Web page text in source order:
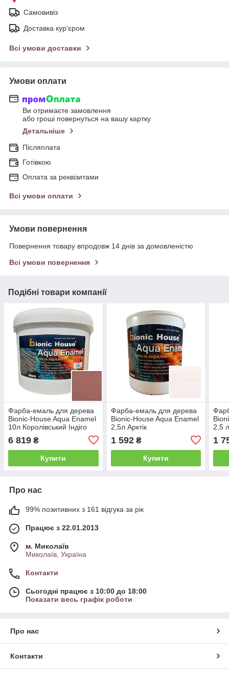
Самовивіз
Доставка кур'єром
Всі умови доставки
Умови оплати
Ви отримаєте замовлення
або гроші повернуться на вашу картку
Детальніше
Післяплата
Готівкою
Оплата за реквізитами
Всі умови оплати
Умови повернення
Повернення товару впродовж 14 днів за домовленістю
Всі умови повернення
Подібні товари компанії
Фарба-емаль для дерева
Bionic-House Aqua Enamel
10л Королівський Індіго
6 819 ₴
Купити
Фарба-емаль для дерева
Bionic-House Aqua Enamel
2,5л Арктік
1 592₴
Купити
2,5
1
Про нас
99% позитивних з 161 відгука за рік
Працює з 22.01.2013
м. Миколаїв
Миколаїв, Україна
Контакти
Сьогодні працює з 10:00 до 18:00
Показати весь графік роботи
Про нас
Контакти